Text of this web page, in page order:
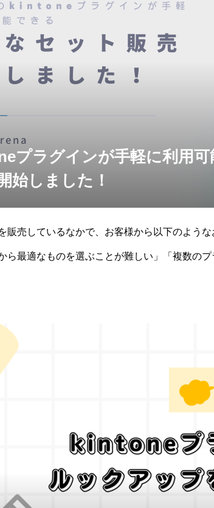
プラグインが手軽に利用
始しました！
販売しているなかで、お客様から以下のよう
ら最適なものを選ぶことが難しい」「複数の